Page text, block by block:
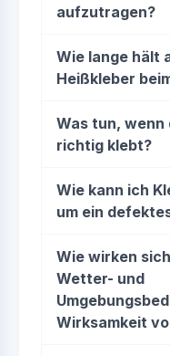
aufzutragen?
Wie lange hält
Heißkleber
Was tun, wenn
richtig klebt?
Wie kann ich
um ein
Wie wirken
Wetter- und
Wirksamkeit